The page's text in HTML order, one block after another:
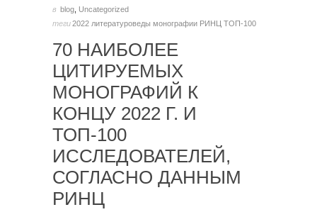
в blog Uncategorized
теги2022 литературоведы монографии РИНЦ ТОП-100
70 НАИБОЛЕЕ
ЦИТИРУЕМЫХ
МОНОГРАФИЙ К
КОНЦУ 2022 Г. И
ТОП-100
ИССЛЕДОВАТЕЛЕЙ,
СОГЛАСНО ДАННЫМ
РИНЦ